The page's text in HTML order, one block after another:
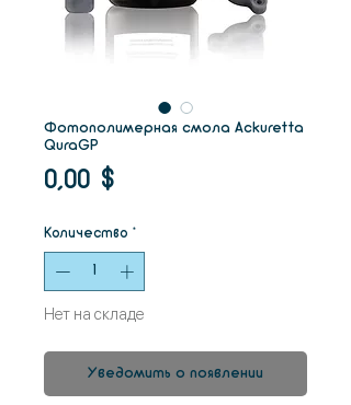
Фотополимерная смола Ackuretta
QuraGP
0,00 $Цена
Количество *
Нет на складе
Уведомить о появлении